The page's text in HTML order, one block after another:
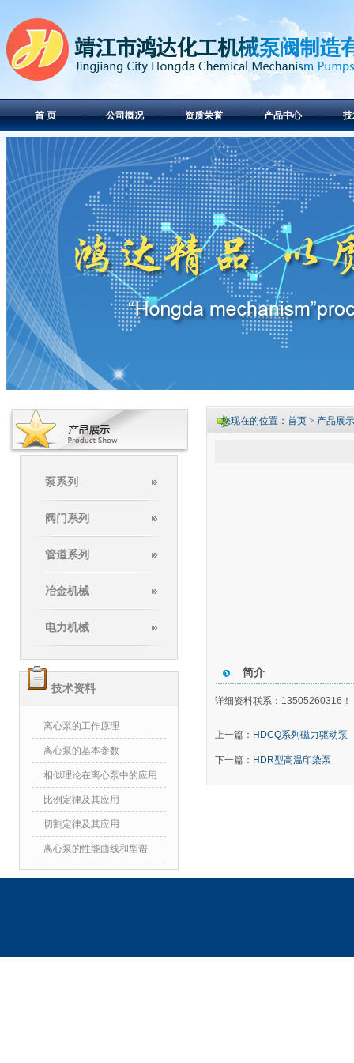
首 页 公司概况 资质荣誉 产品中心 技
泵系列
阀门系列
管道系列
冶金机械
电力机械
技术资料
离心泵的工作原理
离心泵的基本参数
相似理论在离心泵中的应用
比例定律及其应用
切割定律及其应用
离心泵的性能曲线和型谱
您现在的位置：首页 > 产品展
简介
详细资料联系：13505260316！
上一篇： HDCQ系列磁力驱动泵
下一篇： HDR型高温印染泵